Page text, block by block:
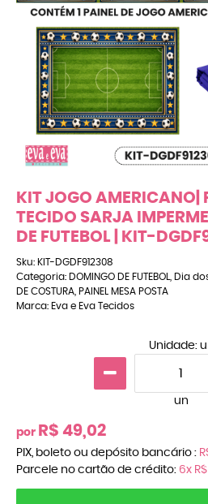
KIT JOGO AMERICANO|
TECIDO SARJA
DE FUTEBOL | KIT-
Sku: KIT-DGDF912308
Categoria: DOMINGO DE FUTEBOL Dia
DE COSTURA PAINEL MESA POSTA
Marca: Eva e Eva Tecidos
Unidade:
un
por R$ 49,02
PIX, boleto ou depósito bancário :
Parcele no cartão de crédito: 6x